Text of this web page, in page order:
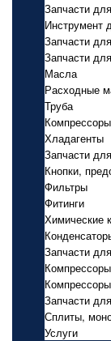
Запчасти
Инструмент
Запчасти
Запчасти
Масла
Расходные
Труба
Хладагенты
Запчасти
Кнопки,
Фильтры
Фитинги
Химические
Запчасти
Запчасти
Сплиты,
Услуги